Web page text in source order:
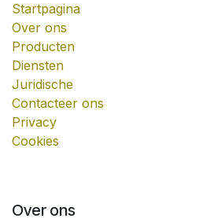
Startpagina
Over ons
Producten
Diensten
Juridische
Contacteer ons
Privacy
Cookies
Over ons